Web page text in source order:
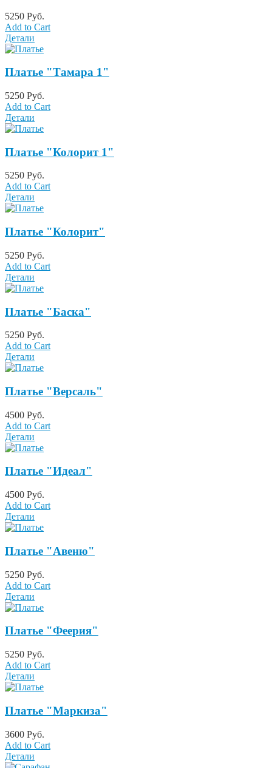
5250 Руб.
Add to Cart
Детали
Платье "Тамара 1"
5250 Руб.
Add to Cart
Детали
Платье "Колорит 1"
5250 Руб.
Add to Cart
Детали
Платье "Колорит"
5250 Руб.
Add to Cart
Детали
Платье "Баска"
5250 Руб.
Add to Cart
Детали
Платье "Версаль"
4500 Руб.
Add to Cart
Детали
Платье "Идеал"
4500 Руб.
Add to Cart
Детали
Платье "Авеню"
5250 Руб.
Add to Cart
Детали
Платье "Феерия"
5250 Руб.
Add to Cart
Детали
Платье "Маркиза"
3600 Руб.
Add to Cart
Детали